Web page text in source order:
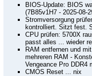
BIOS-Update: BIOS
(7B85v1H7 - 2025-08-
Stromversorgung
kontrolliert. Sitzt fest.
CPU prüfen: 5700X
passt alles ... wieder
RAM entfernen und
mehreren RAM -
Vengeance Pro DDR4
CMOS Reset ... nix